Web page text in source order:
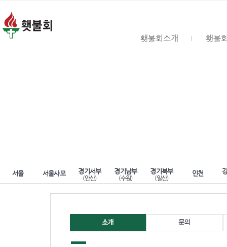
횃불회소개 횃불
서울 서울사모 경기서부
(안산)
경기남부
(수원)
경기북부
(일산)
인천